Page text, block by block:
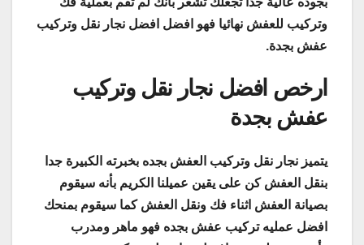
وتركيب للعفش نهائيا فهو افضل افضل نجار نقل وتركيب
عفش بجدة.
ارخص افضل نجار نقل وتركيب
عفش بجدة
يتميز نجار نقل وتركيب العفش بجده بخبرته الكبيرة جدا
بنقل العفش كن على يقين عميلنا الكريم بأنه سيقوم
بصيانة العفش اثناء فك ونقل العفش كما سيقوم بمنحك
افضل عمليه تركيب عفش بجده فهو ماهر ومدرب